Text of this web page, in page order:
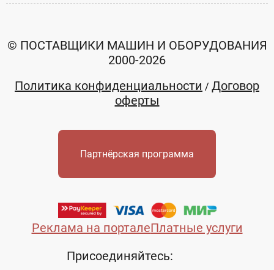
Реклама на порталеПлатные услуги
© ПОСТАВЩИКИ МАШИН И ОБОРУДОВАНИЯ
2000-2026
Политика конфиденциальности / Договор
оферты
Партнёрская программа
Присоединяйтесь: